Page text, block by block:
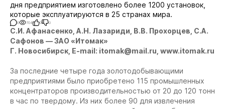
дня предприятием изготовлено более 1200 установок,
которые эксплуатируются в 25 странах мира.
0 704 0 0
С.И. Афанасенко, А.Н. Лазариди, В.В. Прохорцев, С.А.
Сафонов — ЗАО «Итомак»
Г. Новосибирск, E-mail: itomak@mail.ru www.itomak.ru
За последние четыре года золотодобывающими
предприятиями было приобретено 115 промышленных
концентраторов производительностью от 20 до 120 тонн
в час по твердому. Из них более 90 для извлечения